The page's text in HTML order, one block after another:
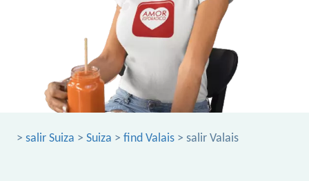
> salir Suiza > Suiza > find Valais > salir Valais